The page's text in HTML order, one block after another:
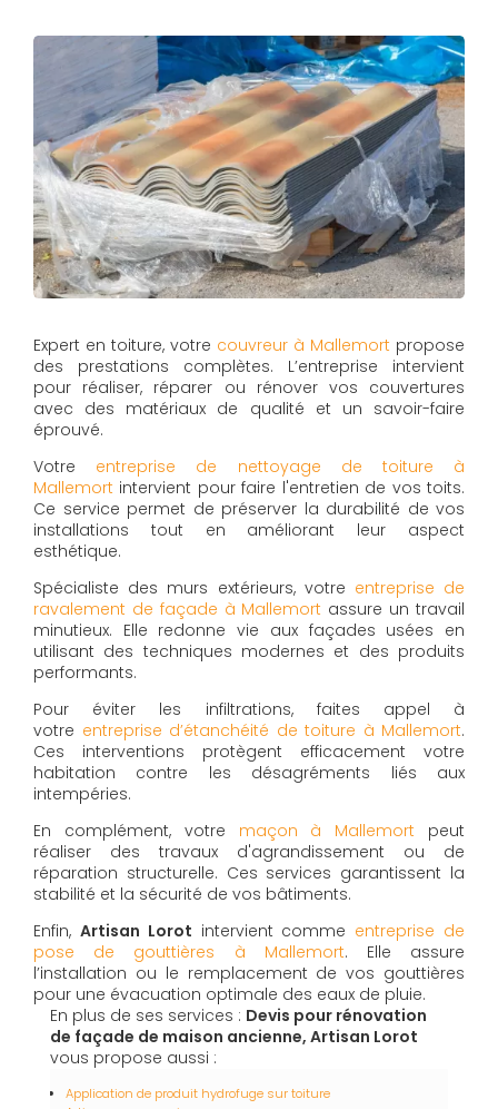
Expert en toiture, votre couvreur à Mallemort propose
des prestations complètes. L’entreprise intervient
pour réaliser, réparer ou rénover vos couvertures
avec des matériaux de qualité et un savoir-faire
éprouvé.
Votre entreprise de nettoyage de toiture à
Mallemort intervient pour faire l'entretien de vos toits.
Ce service permet de préserver la durabilité de vos
installations tout en améliorant leur aspect
esthétique.
Spécialiste des murs extérieurs, votre entreprise de
ravalement de façade à Mallemort assure un travail
minutieux. Elle redonne vie aux façades usées en
utilisant des techniques modernes et des produits
performants.
Pour éviter les infiltrations, faites appel à
votre entreprise d’étanchéité de toiture à Mallemort.
Ces interventions protègent efficacement votre
habitation contre les désagréments liés aux
intempéries.
En complément, votre maçon à Mallemort peut
réaliser des travaux d'agrandissement ou de
réparation structurelle. Ces services garantissent la
stabilité et la sécurité de vos bâtiments.
Enfin, Artisan Lorot intervient comme entreprise de
pose de gouttières à Mallemort. Elle assure
l’installation ou le remplacement de vos gouttières
pour une évacuation optimale des eaux de pluie.
En plus de ses services : Devis pour rénovation
de façade de maison ancienne, Artisan Lorot
vous propose aussi :
Application de produit hydrofuge sur toiture